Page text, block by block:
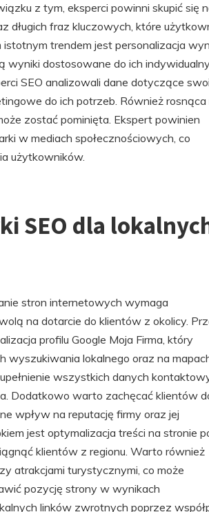
z tym, eksperci powinni skupić się
długich fraz kluczowych, które
trendem jest personalizacja
wyniki dostosowane do ich
SEO analizowali dane dotyczące
do ich potrzeb. Również rosnąca
zostać pominięta. Ekspert powinien
w mediach społecznościowych, co
użytkowników.
SEO dla
stron internetowych wymaga
na dotarcie do klientów z okolicy.
profilu Google Moja Firma, który
wyszukiwania lokalnego oraz na
wszystkich danych
Dodatkowo warto zachęcać klientów
wpływ na reputację firmy oraz jej
jest optymalizacja treści na stronie
klientów z regionu. Warto również
atrakcjami turystycznymi, co może
pozycję strony w wynikach
linków zwrotnych poprzez